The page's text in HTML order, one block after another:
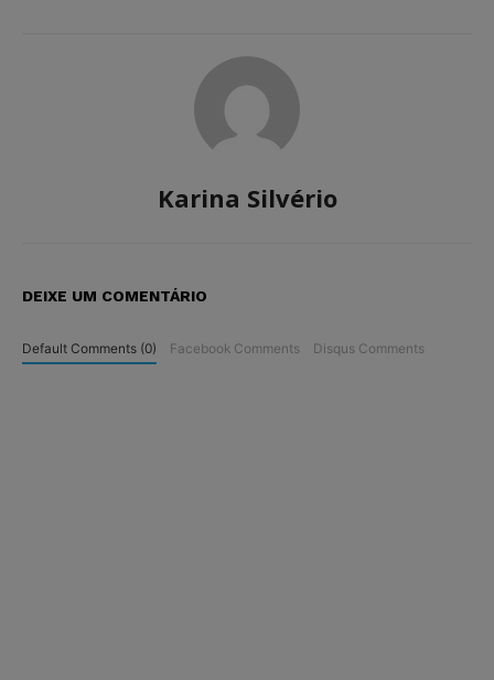
Karina Silvério
DEIXE UM COMENTÁRIO
Default Comments (0) Facebook Comments Disqus Comments